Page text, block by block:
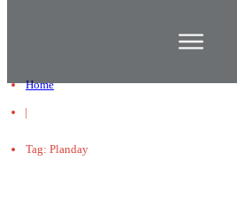
Home
|
Tag: Planday